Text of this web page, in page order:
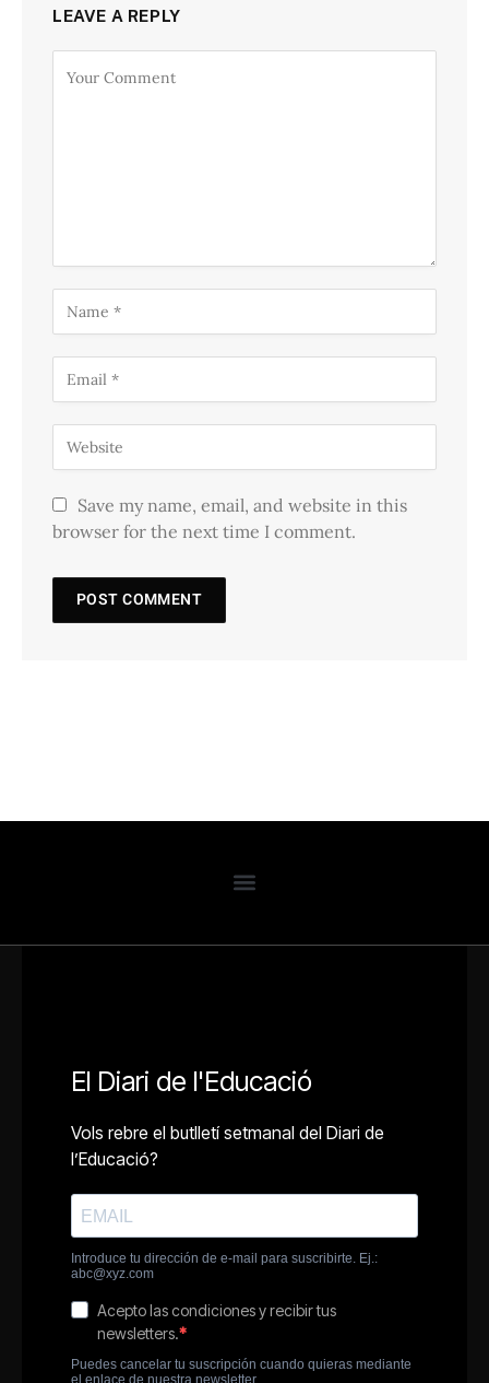
LEAVE A REPLY
Save my name, email, and website in this
browser for the next time I comment.